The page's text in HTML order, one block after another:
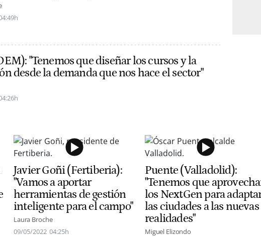
"Tenemos que diseñar los cursos y la
desde la demanda que nos hace el sector"
Javier Goñi (Fertiberia):
"Vamos a aportar
herramientas de gestión
inteligente para el campo"
Laura Broche
09/05/2022 04:25h
Puente (Valladolid):
"Tenemos que
los NextGen para
las ciudades a las nuevas
realidades"
Miguel Elizondo